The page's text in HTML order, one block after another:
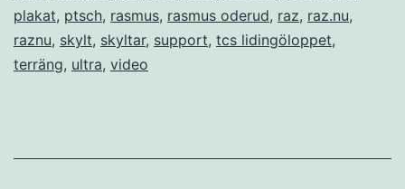
plakat, ptsch, rasmus, rasmus oderud, raz, raz.nu,
raznu, skylt, skyltar, support, tcs lidingöloppet,
terräng, ultra, video